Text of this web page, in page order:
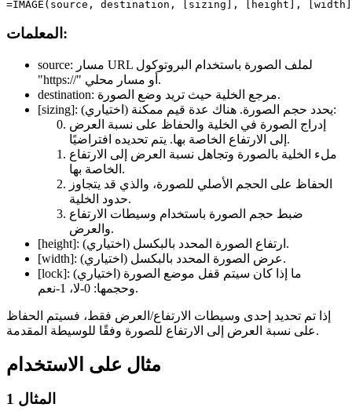
المعلمات:
source:
مسار URL لملف الصورة باستخدام البروتوكول
"https://"
أو مسار محلي.
destination:
مرجع الخلية حيث تريد وضع الصورة.
[sizing]:
(اختياري) يحدد حجم الصورة. هناك عدة قيم ممكنة:
إدراج الصورة في الخلية والحفاظ على نسبة العرض
إلى الارتفاع الخاصة بها. يتم تحديده افتراضيًا.
ملء الخلية بالصورة وتجاهل نسبة العرض إلى الارتفاع
الخاصة بها.
الحفاظ على الحجم الأصلي للصورة، والذي قد يتجاوز
حدود الخلية.
ضبط حجم الصورة باستخدام وسيطات الارتفاع
والعرض.
[height]:
(اختياري) ارتفاع الصورة المحدد بالبكسل.
[width]:
(اختياري) عرض الصورة المحدد بالبكسل.
[lock]: (اختياري) ما إذا كان سيتم قفل موضع الصورة
وحجمها: 0-لا، 1-نعم.
إذا تم تحديد إحدى وسيطات الارتفاع/العرض فقط، فسيتم الحفاظ
على نسبة العرض إلى الارتفاع للصورة وفقًا للوسيطة المقدمة.
مثال على الاستخدام
المثال 1